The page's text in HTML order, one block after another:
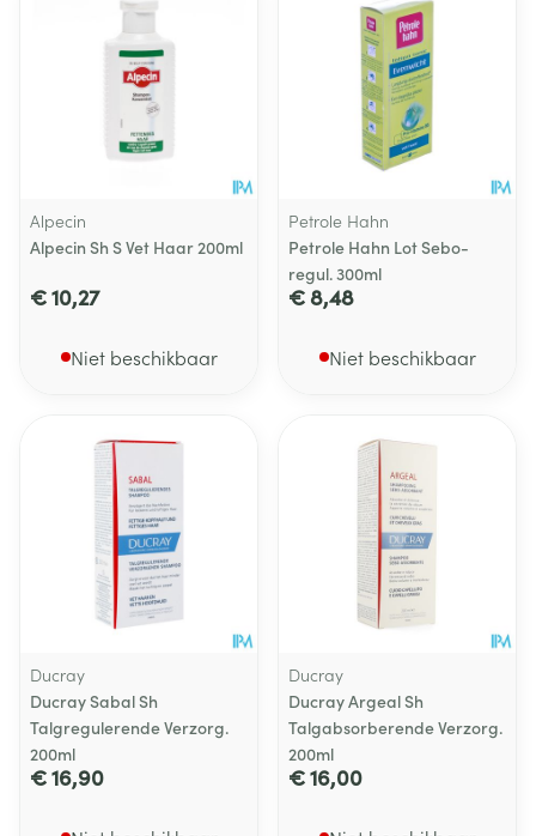
Alpecin
Alpecin Sh S Vet Haar 200ml
€ 10,27
Niet beschikbaar
Petrole Hahn
Petrole Hahn Lot Sebo-
regul. 300ml
€ 8,48
Niet beschikbaar
Ducray
Ducray Sabal Sh
Talgregulerende Verzorg.
200ml
€ 16,90
Ducray
Ducray Argeal Sh
Talgabsorberende Verzorg.
200ml
€ 16,00